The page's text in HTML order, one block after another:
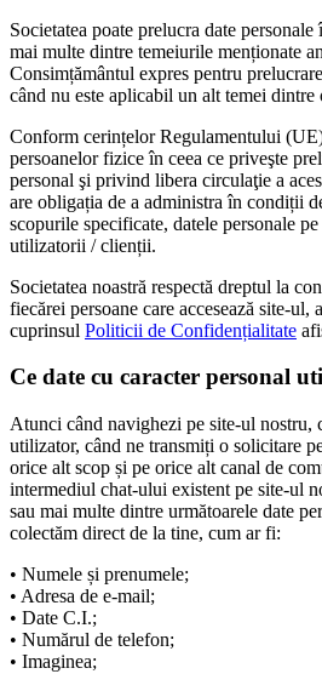
Societatea poate prelucra date
mai multe dintre temeiurile menționate
Consimțământul expres pentru
când nu este aplicabil un alt temei dintre
Conform cerințelor Regulamentului
persoanelor fizice în ceea ce priveşte
personal şi privind libera circulaţie a
are obligația de a administra în condiții
scopurile specificate, datele personale
utilizatorii / clienții.
Societatea noastră respectă dreptul la
fiecărei persoane care accesează site-ul,
cuprinsul Politicii de Confidențialitate
Ce date cu caracter personal
Atunci când navighezi pe site-ul nostru,
utilizator, când ne transmiți o solicitare
orice alt scop și pe orice alt canal de
intermediul chat-ului existent pe site-ul
sau mai multe dintre următoarele date
colectăm direct de la tine, cum ar fi:
• Numele și prenumele;
• Adresa de e-mail;
• Date C.I.;
• Numărul de telefon;
• Imaginea;